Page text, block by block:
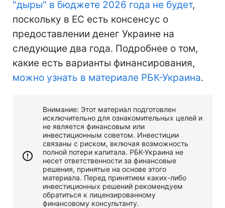
"дыры" в бюджете 2026 года не будет,
поскольку в ЕС есть консенсус о
предоставлении денег Украине на
следующие два года. Подробнее о том,
какие есть варианты финансирования,
можно узнать в материале РБК-Украина.
Внимание: Этот материал подготовлен
исключительно для ознакомительных целей и
не является финансовым или
инвестиционным советом. Инвестиции
связаны с риском, включая возможность
полной потери капитала. РБК-Украина не
несет ответственности за финансовые
решения, принятые на основе этого
материала. Перед принятием каких-либо
инвестиционных решений рекомендуем
обратиться к лицензированному
финансовому консультанту.